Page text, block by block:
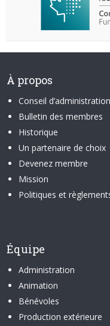
À propos
Conseil d’administration
Bulletin des membres
Historique
Un partenaire de choix
Devenez membre
Mission
Politiques et
Équipe
Administration
Animation
Bénévoles
Production extérieure